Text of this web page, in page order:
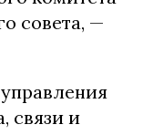
совета, —
связи и